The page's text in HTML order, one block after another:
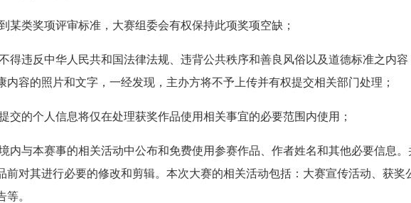
某类奖项评审标准，大赛组委会有权保持此项奖项空缺；
得违反中华人民共和国法律法规、违背公共秩序和善良风俗以及道德标准之内容
容的照片和文字，一经发现，主办方将不予上传并有权提交相关部门处理；
交的个人信息将仅在处理获奖作品使用相关事宜的必要范围内使用；
内与本赛事的相关活动中公布和免费使用参赛作品、作者姓名和其他必要信息。
前对其进行必要的修改和剪辑。本次大赛的相关活动包括：大赛宣传活动、获奖
。